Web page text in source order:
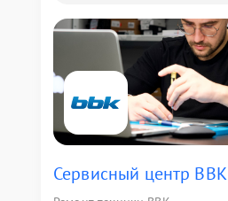
Сервисный центр BBK